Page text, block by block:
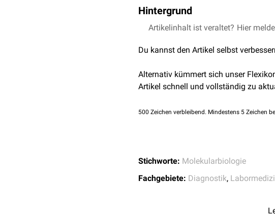
Hintergrund
Die Hauptaktivität der
Artikelinhalt ist veraltet? Hier
Du kannst den Artikel selbst
Alternativ kümmert sich unser
Artikel schnell und vollständig zu
500 Zeichen verbleibend. Mindestens 5 Zeichen
Stichworte: Molekularbiologie
Fachgebiete: Diagnostik,